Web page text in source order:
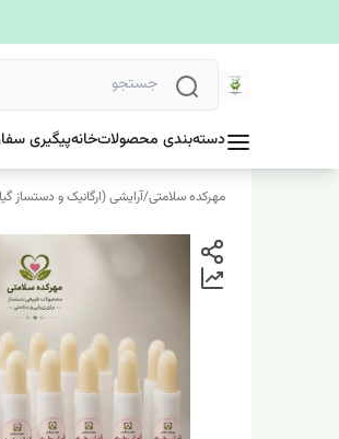
دسته‌بندی محصولاتخانهپیگیری
مهرکده سلامتی/آرایشی (ارگانیک و دستساز